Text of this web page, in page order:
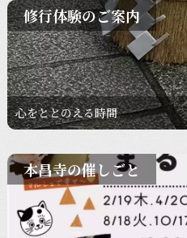
修行体験のご案内
心をととのえる時間
本昌寺の催しごと